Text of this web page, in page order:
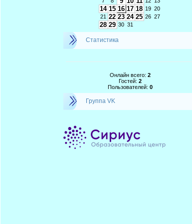
14 15 16 17 18 19 20
21 22 23 24 25 26 27
28 29 30 31
Статистика
Онлайн всего: 2
Гостей: 2
Пользователей: 0
Группа VK